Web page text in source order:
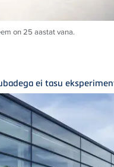
on 25 aastat vana.
ei tasu